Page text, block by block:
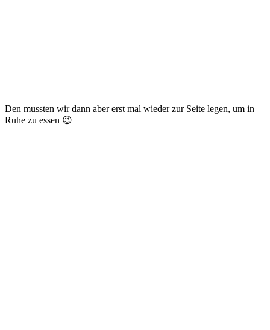
Den mussten wir dann aber erst mal wieder zur Seite legen, um in
Ruhe zu essen 😉